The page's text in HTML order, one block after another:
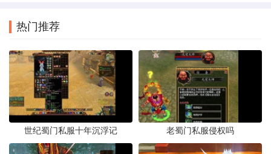
热门推荐
世纪蜀门私服十年沉浮记 老蜀门私服侵权吗